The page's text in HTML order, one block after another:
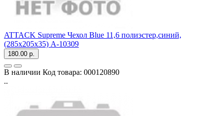
ATTACK Supreme Чехол Blue 11,6 полиэстер,синий,
(285x205x35) A-10309
180.00 р.
В наличии Код товара: 000120890
..